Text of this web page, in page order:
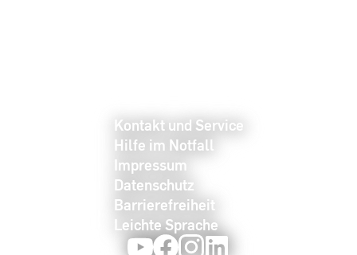
Kontakt und Service
Hilfe im Notfall
Impressum
Datenschutz
Barrierefreiheit
Leichte Sprache
YoutubeFacebookInstagram